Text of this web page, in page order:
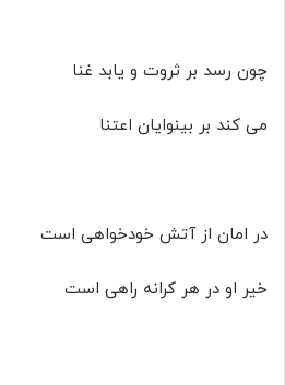
چون رسد بر ثروت و یابد غنا
می کند بر بینوایان اعتنا
در امان از آتش خودخواهی است
خیر او در هر کرانه راهی است